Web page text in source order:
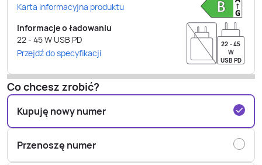
Karta informacyjna produktu
Informacje o ładowaniu
22 - 45W USB PD
Przejdź do specyfikacji
22 - 45
W
USB PD
Co chcesz zrobić?
Kupuję nowy numer
Przenoszę numer